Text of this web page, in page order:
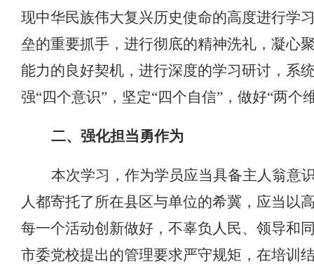
现中华民族伟大复兴历史使命的高度进行学
垒的重要抓手，进行彻底的精神洗礼，凝心
能力的良好契机，进行深度的学习研讨，系
强“四个意识”，坚定“四个自信”，做好“两
二、 强化担当勇作为
本次学习，作为学员应当具备主人翁意
人都寄托了所在县区与单位的希冀，应当以
每一个活动创新做好，不辜负人民、领导和
市委党校提出的管理要求严守规矩，在培训